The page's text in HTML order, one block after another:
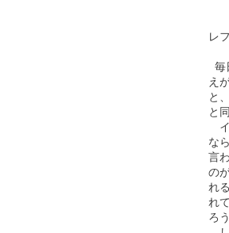
レ
毎
え
と
と
イ
な
言
の
れ
れ
ろ